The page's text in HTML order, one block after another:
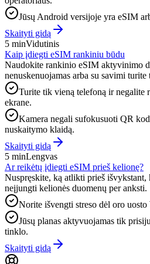
Jūsų Android versijoje yra eSIM
Skaityti gidą
5 minVidutinis
Kaip įdiegti eSIM rankiniu būdu
Naudokite rankinio eSIM aktyvinimo
nenuskenuojamas arba su savimi
Turite tik vieną telefoną ir negalite
ekrane.
Kamera negali sufokusuoti QR
nuskaitymo klaidą.
Skaityti gidą
5 minLengvas
Ar reikėtų įdiegti eSIM prieš kelionę?
Nuspręskite, ką atlikti prieš
neįjungti kelionės duomenų per anksti.
Norite išvengti streso dėl oro
Jūsų planas aktyvuojamas tik
tinklo.
Skaityti gidą